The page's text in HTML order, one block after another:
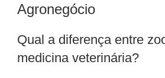
Agronegócio
Qual a diferença entre
medicina veterinária?